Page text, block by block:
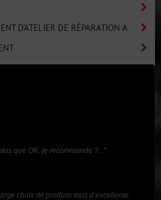
D'ATELIER DE RÉPARATION A
que OK, je recommande ?..."
choix de produits tous d excellente